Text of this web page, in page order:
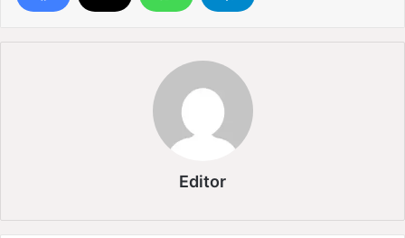
Editor